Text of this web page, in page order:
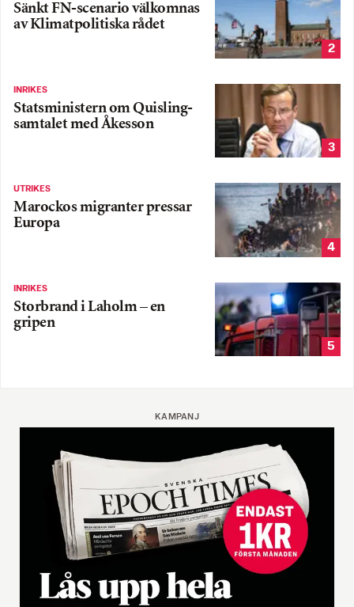
Sänkt FN-scenario välkomnas
av Klimatpolitiska rådet
2
INRIKES
Statsministern om Quisling-
samtalet med Åkesson
3
UTRIKES
Marockos migranter pressar
Europa
4
INRIKES
Storbrand i Laholm – en
gripen
5
KAMPANJ